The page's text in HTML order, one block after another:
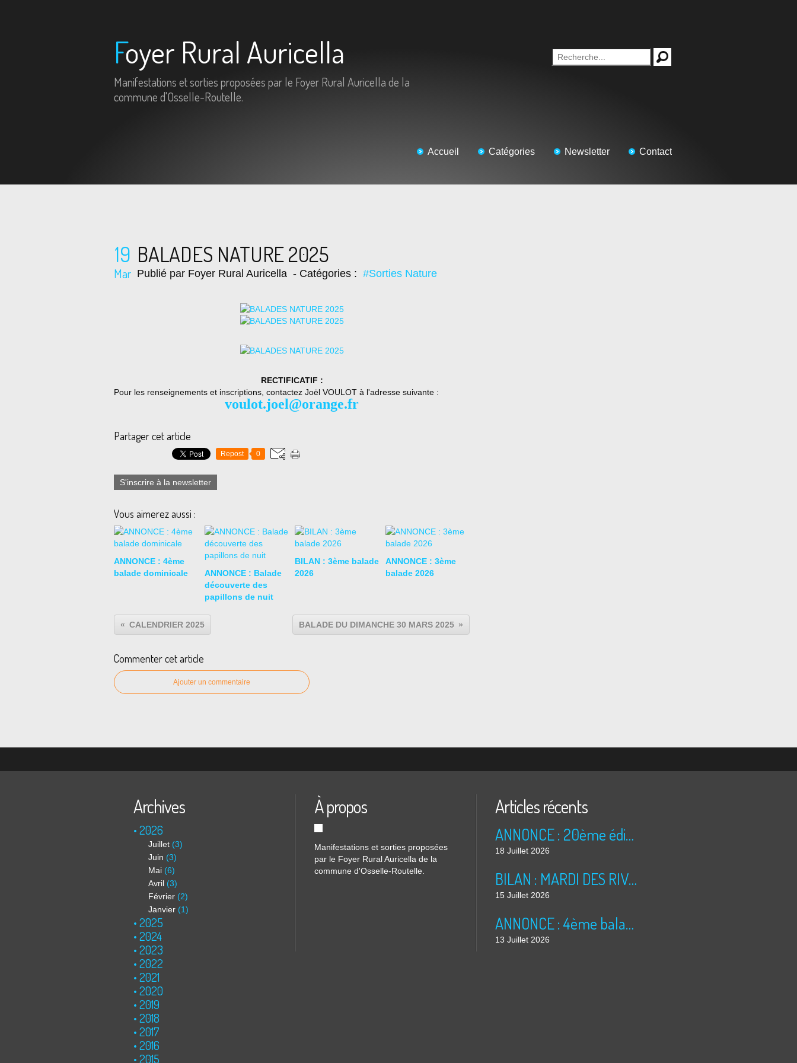
Foyer Rural Auricella
Manifestations et sorties proposées par le Foyer Rural Auricella de la
commune d'Osselle-Routelle.
Accueil Catégories Newsletter Contact
19
Mar
BALADES NATURE 2025
Publié par Foyer Rural Auricella - Catégories : #Sorties Nature
RECTIFICATIF :
Pour les renseignements et inscriptions, contactez Joël VOULOT à l'adresse suivante :
voulot.joel@orange.fr
Partager cet article
Repost 0
S'inscrire à la newsletter
Vous aimerez aussi :
ANNONCE : 4ème
balade dominicale
ANNONCE : Balade
découverte des
papillons de nuit
BILAN : 3ème balade
2026
ANNONCE : 3ème
balade 2026
CALENDRIER 2025 BALADE DU DIMANCHE 30 MARS 2025
Commenter cet article
Ajouter un commentaire
Archives
2026
Juillet (3)
Juin (3)
Mai (6)
Avril (3)
Février (2)
Janvier (1)
2025
2024
2023
2022
2021
2020
2019
2018
2017
2016
2015
À propos
Manifestations et sorties proposées
par le Foyer Rural Auricella de la
commune d'Osselle-Routelle.
Articles récents
ANNONCE : 20ème édition des TRÉSORS DU GRENIER (2026)
18 Juillet 2026
BILAN : MARDI DES RIVES 2026
15 Juillet 2026
ANNONCE : 4ème balade dominicale
13 Juillet 2026